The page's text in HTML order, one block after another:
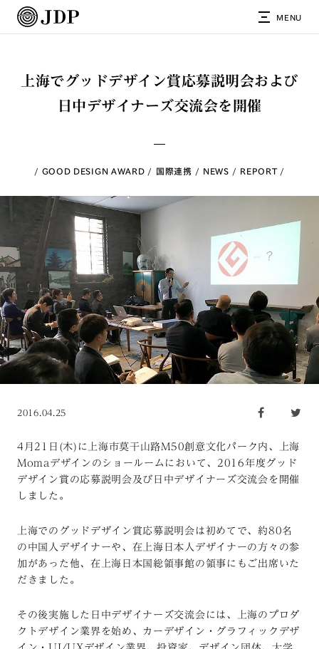
MENU
上海でグッドデザイン賞応募説明会および
日中デザイナーズ交流会を開催
GOOD DESIGN AWARD 国際連携 NEWS REPORT
2016.04.25
4月21日(木)に上海市莫干山路M50創意文化パーク内、上海
Momaデザインのショールームにおいて、2016年度グッド
デザイン賞の応募説明会及び日中デザイナーズ交流会を開催
しました。
上海でのグッドデザイン賞応募説明会は初めてで、約80名
の中国人デザイナーや、在上海日本人デザイナーの方々の参
加があった他、在上海日本国総領事館の領事にもご出席いた
だきました。
その後実施した日中デザイナーズ交流会には、上海のプロダ
クトデザイン業界を始め、カーデザイン・グラフィックデザ